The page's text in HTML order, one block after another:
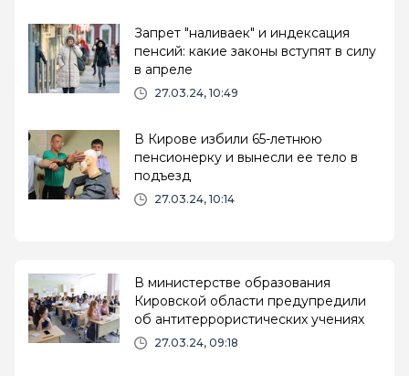
Запрет "наливаек" и индексация
пенсий: какие законы вступят в силу
в апреле
27.03.24, 10:49
В Кирове избили 65-летнюю
пенсионерку и вынесли ее тело в
подъезд
27.03.24, 10:14
В министерстве образования
Кировской области предупредили
об антитеррористических учениях
27.03.24, 09:18